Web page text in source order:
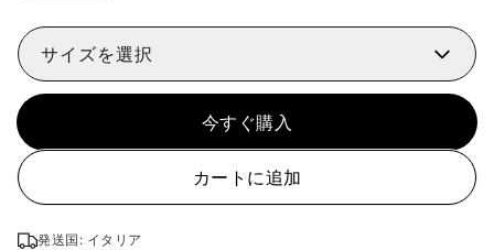
サイズを選択
今すぐ購入
カートに追加
発送国: イタリア